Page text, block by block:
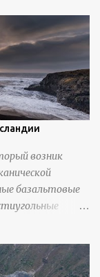
точно
возник
базальтовые